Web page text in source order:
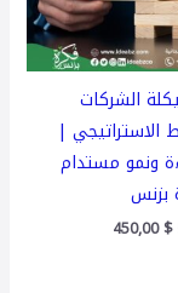
الشركات
الاستراتيجي |
ونمو مستدام
بزنس
450,00$